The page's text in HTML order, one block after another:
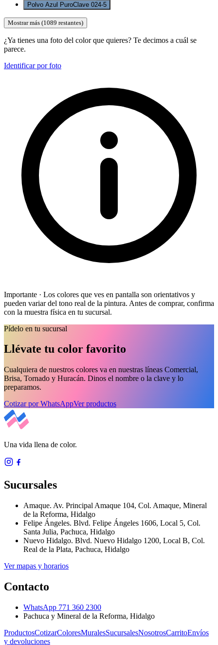
Polvo Azul PuroClave 024-5
Mostrar más (1089 restantes)
¿Ya tienes una foto del color que quieres? Te decimos a cuál se
parece.
Identificar por foto
Importante · Los colores que ves en pantalla son orientativos y
pueden variar del tono real de la pintura. Antes de comprar, confirma
con la muestra física en tu sucursal.
Pídelo en tu sucursal
Llévate tu color favorito
Cualquiera de nuestros colores va en nuestras líneas Comercial,
Brisa, Tornado y Huracán. Dinos el nombre o la clave y lo
preparamos.
Cotizar por WhatsAppVer productos
Una vida llena de color.
Sucursales
Amaque. Av. Principal Amaque 104, Col. Amaque, Mineral
de la Reforma, Hidalgo
Felipe Ángeles. Blvd. Felipe Ángeles 1606, Local 5, Col.
Santa Julia, Pachuca, Hidalgo
Nuevo Hidalgo. Blvd. Nuevo Hidalgo 1200, Local B, Col.
Real de la Plata, Pachuca, Hidalgo
Ver mapas y horarios
Contacto
WhatsApp 771 360 2300
Pachuca y Mineral de la Reforma, Hidalgo
ProductosCotizarColoresMuralesSucursalesNosotrosCarritoEnvíos
y devoluciones